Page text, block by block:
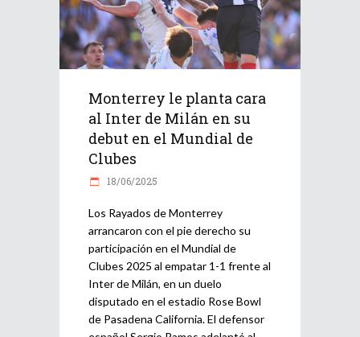
Monterrey le planta cara
al Inter de Milán en su
debut en el Mundial de
Clubes
18/06/2025
Los Rayados de Monterrey
arrancaron con el pie derecho su
participación en el Mundial de
Clubes 2025 al empatar 1-1 frente al
Inter de Milán, en un duelo
disputado en el estadio Rose Bowl
de Pasadena California. El defensor